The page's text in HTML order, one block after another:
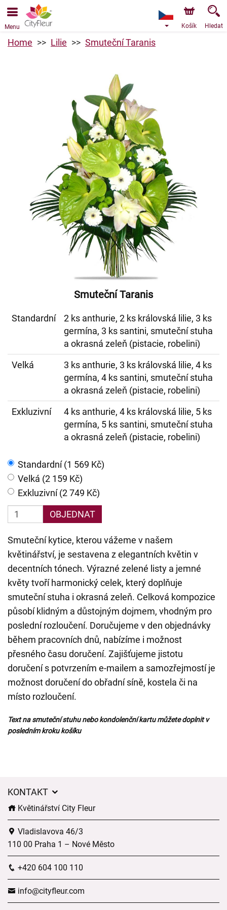
Objednávky přes e-shop přijímáme. Nejbližší možné
doručení je od 7.8.2026 z důvodu dovolené.
Menu Košík Hledat
Home Lilie Smuteční Taranis
Smuteční Taranis
Standardní
2 ks anthurie, 2 ks královská lilie, 3 ks
germína, 3 ks santini, smuteční stuha
a okrasná zeleň (pistacie, robelini)
Velká
3 ks anthurie, 3 ks královská lilie, 4 ks
germína, 4 ks santini, smuteční stuha
a okrasná zeleň (pistacie, robelini)
Exkluzivní
4 ks anthurie, 4 ks královská lilie, 5 ks
germína, 5 ks santini, smuteční stuha
a okrasná zeleň (pistacie, robelini)
Standardní (1 569 Kč)
Velká (2 159 Kč)
Exkluzivní (2 749 Kč)
OBJEDNAT
Smuteční kytice, kterou vážeme v našem
květinářství, je sestavena z elegantních květin v
decentních tónech. Výrazné zelené listy a jemné
květy tvoří harmonický celek, který doplňuje
smuteční stuha i okrasná zeleň. Celková kompozice
působí klidným a důstojným dojmem, vhodným pro
poslední rozloučení. Doručujeme v den objednávky
během pracovních dnů, nabízíme i možnost
přesného času doručení. Zajišťujeme jistotu
doručení s potvrzením e-mailem a samozřejmostí je
možnost doručení do obřadní síně, kostela či na
místo rozloučení.
Text na smuteční stuhu nebo kondolenční kartu můžete doplnit v
posledním kroku košíku
KONTAKT
Květinářství City Fleur
Vladislavova 46/3
110 00 Praha 1 – Nové Město
+420 604 100 110
info@cityfleur.com